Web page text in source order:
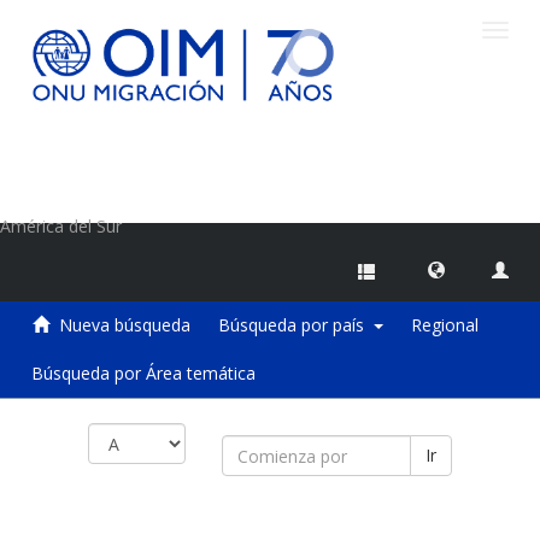
América del Sur
Nueva búsqueda Búsqueda por país Regional
Búsqueda por Área temática
Ir